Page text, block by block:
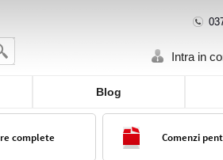
Intra in
Blog
complete Comenzi